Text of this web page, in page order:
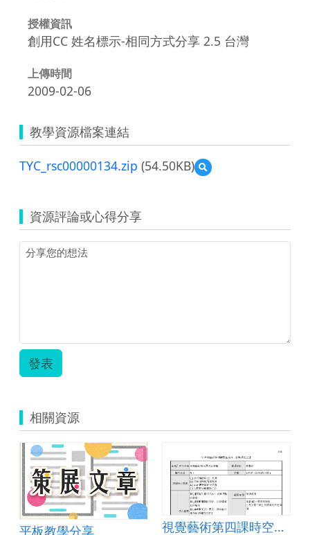
授權資訊
創用CC 姓名標示-相同方式分享 2.5 台灣
上傳時間
2009-02-06
教學資源檔案連結
TYC_rsc00000134.zip (54.50KB)
預
覽
資源評論或心得分享
發表
相關資源
平板教學分享 視覺藝術第四課時空膠囊